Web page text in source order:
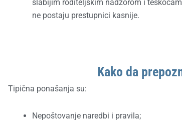
slabijim roditeljskim nadzorom i
ne postaju prestupnici kasnije.
Kako da
Tipična ponašanja su:
Nepoštovanje naredbi i pravila;